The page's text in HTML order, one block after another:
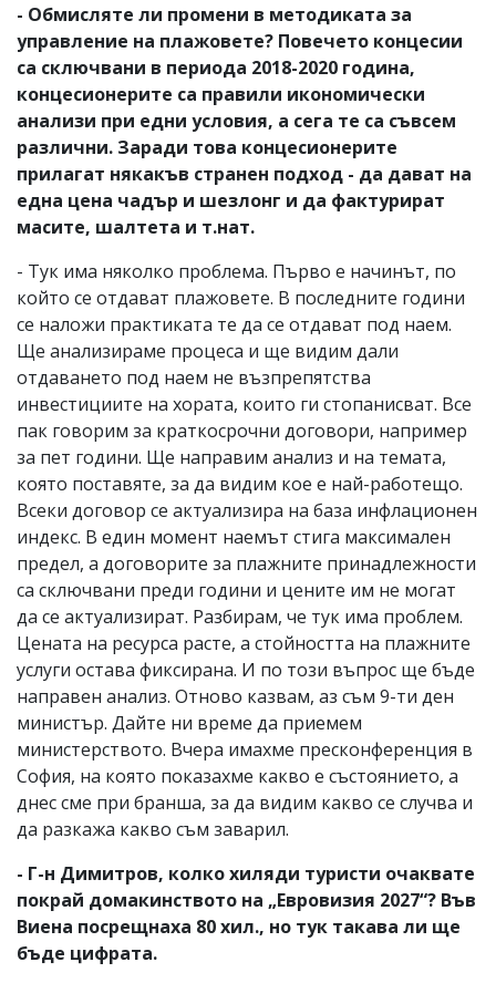
- Обмисляте ли промени в методиката за
управление на плажовете? Повечето концесии
са сключвани в периода 2018-2020 година,
концесионерите са правили икономически
анализи при едни условия, а сега те са съвсем
различни. Заради това концесионерите
прилагат някакъв странен подход - да дават на
една цена чадър и шезлонг и да фактурират
масите, шалтета и т.нат.
- Тук има няколко проблема. Първо е начинът, по
който се отдават плажовете. В последните години
се наложи практиката те да се отдават под наем.
Ще анализираме процеса и ще видим дали
отдаването под наем не възпрепятства
инвестициите на хората, които ги стопанисват. Все
пак говорим за краткосрочни договори, например
за пет години. Ще направим анализ и на темата,
която поставяте, за да видим кое е най-работещо.
Всеки договор се актуализира на база инфлационен
индекс. В един момент наемът стига максимален
предел, а договорите за плажните принадлежности
са сключвани преди години и цените им не могат
да се актуализират. Разбирам, че тук има проблем.
Цената на ресурса расте, а стойността на плажните
услуги остава фиксирана. И по този въпрос ще бъде
направен анализ. Отново казвам, аз съм 9-ти ден
министър. Дайте ни време да приемем
министерството. Вчера имахме пресконференция в
София, на която показахме какво е състоянието, а
днес сме при бранша, за да видим какво се случва и
да разкажа какво съм заварил.
- Г-н Димитров, колко хиляди туристи очаквате
покрай домакинството на „Евровизия 2027“? Във
Виена посрещнаха 80 хил., но тук такава ли ще
бъде цифрата.